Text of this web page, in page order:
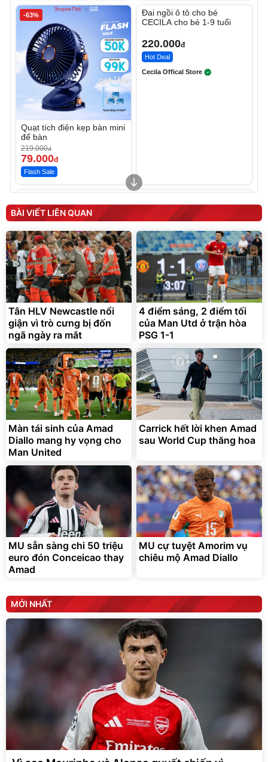
-63%
Quạt tích điện kẹp bàn mini
để bàn
219.000đ
79.000đ
Flash Sale
Đai ngồi ô tô cho bé
CECILA cho bé 1-9 tuổi
220.000đ
Hot Deal
Cecila Offical Store
tức thì Vaseline Body
190.000
138.330đ
Discount
D2-001 - Thông Minh
3.000.000
2.200.000đ
Flash Sale
Unmute
Vali Bamozo Khung Nhôm
9066 Size 20/24/28 Cao
Cấp
1.000.000 đ
825.000đ
Flash Sale
Lót ghế ôtô, nâng lưng
chống nóng giúp thoải mái
trong di chuyển
295.000đ
Đã bán nhiều
BÀI VIẾT LIÊN QUAN
Tân HLV Newcastle nổi
giận vì trò cưng bị đốn
ngã ngày ra mắt
4 điểm sáng, 2 điểm tối
của Man Utd ở trận hòa
PSG 1-1
Màn tái sinh của Amad
Diallo mang hy vọng cho
Man United
Carrick hết lời khen Amad
sau World Cup thăng hoa
MU sẵn sàng chi 50 triệu
euro đón Conceicao thay
Amad
MU cự tuyệt Amorim vụ
chiêu mộ Amad Diallo
MỚI NHẤT